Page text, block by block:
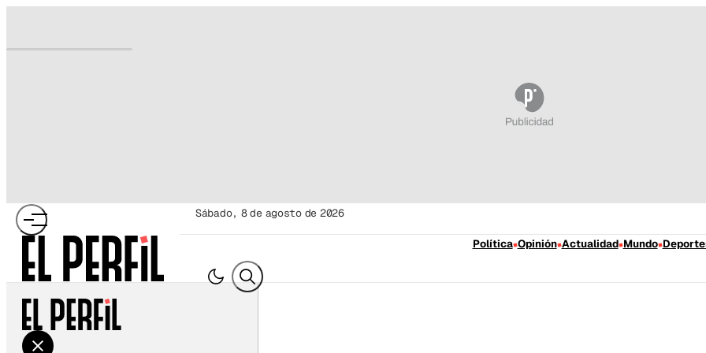
sábado, 8 de agosto de 2026
Política Opinión Actualidad Mundo